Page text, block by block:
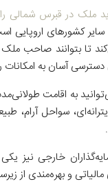
ملک در قبرس شمالی
کشورهای اروپایی
تا بتوانند صاحب ملک
آسان به امکانات
به اقامت
سواحل آرام،
خارجی نیز
و بهره‌مندی از